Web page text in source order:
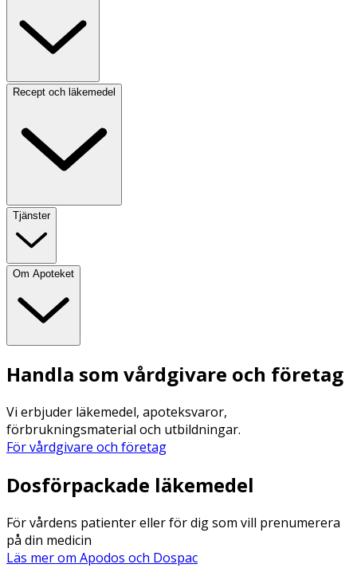
Recept och läkemedel
Tjänster
Om Apoteket
Handla som vårdgivare och företag
Vi erbjuder läkemedel, apoteksvaror,
förbrukningsmaterial och utbildningar.
För vårdgivare och företag
Dosförpackade läkemedel
För vårdens patienter eller för dig som vill prenumerera
på din medicin
Läs mer om Apodos och Dospac